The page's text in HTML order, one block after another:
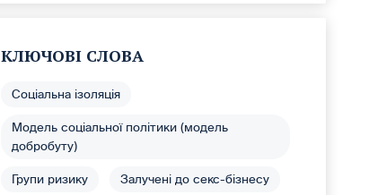
КЛЮЧОВІ СЛОВА
Соціальна ізоляція
Модель соціальної політики (модель
добробуту)
Групи ризику Залучені до секс-бізнесу